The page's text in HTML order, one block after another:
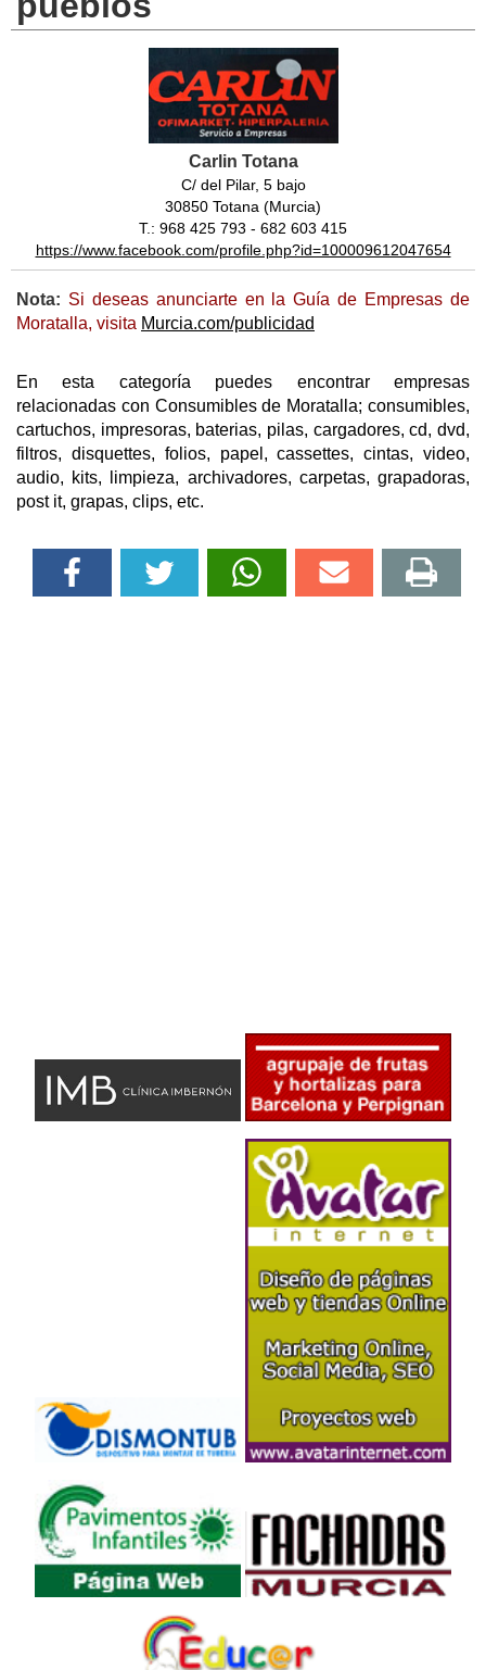
Carlin Totana
C/ del Pilar, 5 bajo
30850 Totana (Murcia)
T.: 968 425 793 - 682 603 415
https://www.facebook.com/profile.php?id=100009612047654
Nota: Si deseas anunciarte en la Guía de Empresas de
Moratalla, visita Murcia.com/publicidad
En esta categoría puedes encontrar empresas
relacionadas con Consumibles de Moratalla; consumibles,
cartuchos, impresoras, baterias, pilas, cargadores, cd, dvd,
filtros, disquettes, folios, papel, cassettes, cintas, video,
audio, kits, limpieza, archivadores, carpetas, grapadoras,
post it, grapas, clips, etc.